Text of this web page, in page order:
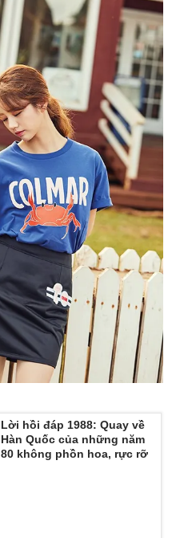
Lời hồi đáp 1988: Quay về
Hàn Quốc của những năm
80 không phồn hoa, rực rỡ